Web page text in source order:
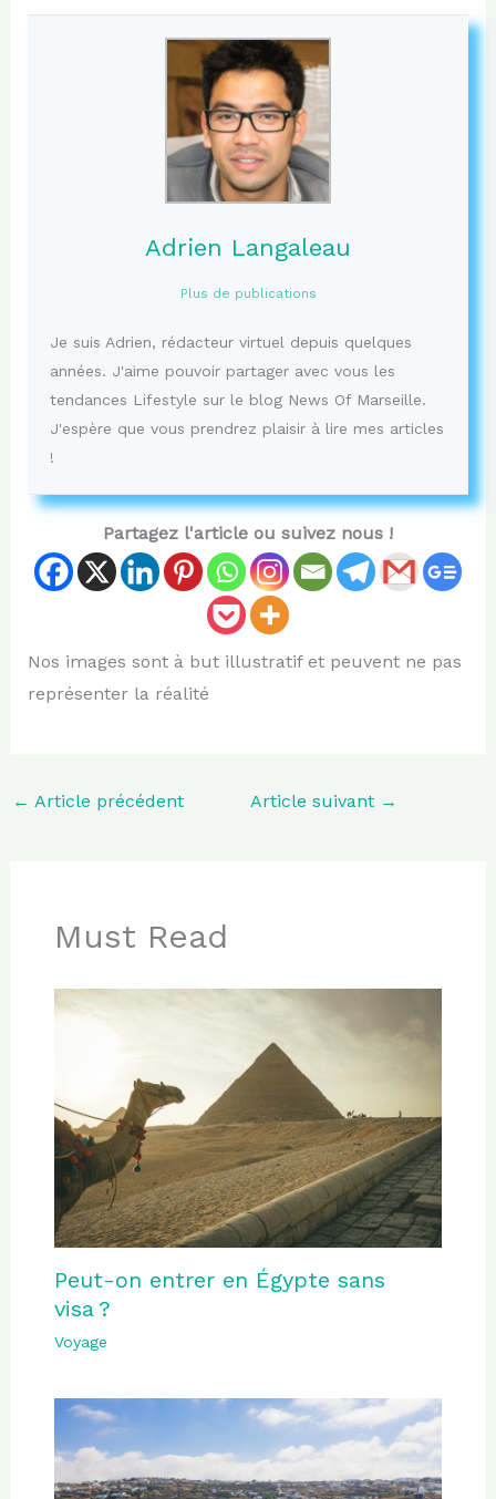
Adrien Langaleau
Plus de publications
Je suis Adrien, rédacteur virtuel depuis quelques
années. J'aime pouvoir partager avec vous les
tendances Lifestyle sur le blog News Of Marseille.
J'espère que vous prendrez plaisir à lire mes articles
!
Partagez l'article ou suivez nous !
Nos images sont à but illustratif et peuvent ne pas
représenter la réalité
← Article précédent Article suivant →
Must Read
Peut-on entrer en Égypte sans
visa ?
Voyage